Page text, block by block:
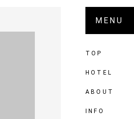
MENU
TOP
HOTEL
ABOUT
INFO